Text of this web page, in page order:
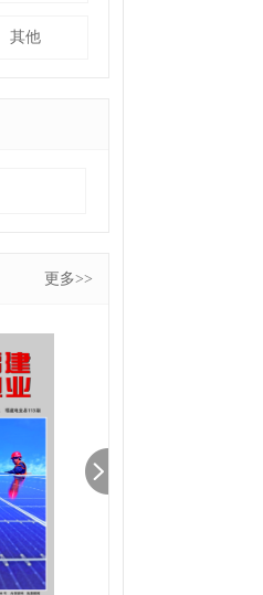
其他
更多>>